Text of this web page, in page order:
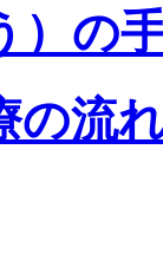
）の
の流